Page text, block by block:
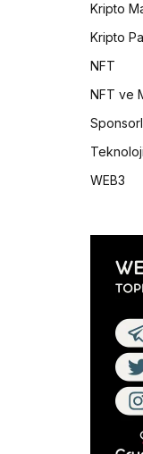
Kripto
Kripto
NFT
NFT ve
Teknoloji
WEB3